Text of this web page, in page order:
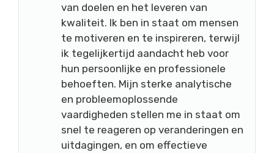
van doelen en het leveren van
kwaliteit. Ik ben in staat om mensen
te motiveren en te inspireren, terwijl
ik tegelijkertijd aandacht heb voor
hun persoonlijke en professionele
behoeften. Mijn sterke analytische
en probleemoplossende
vaardigheden stellen me in staat om
snel te reageren op veranderingen en
uitdagingen, en om effectieve